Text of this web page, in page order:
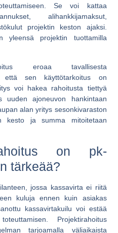
Se voi kattaa
alihankkijamaksut,
projektin keston ajaksi.
yleensä projektin tuottamilla
eroaa tavallisesta
että sen käyttötarkoitus on
voi hakea rahoitusta tiettyä
uuden ajoneuvon hankintaan
alan yritys sesonkivaraston
kesto ja summa mitoitetaan
on pk-
tärkeää?
jossa kassavirta ei riitä
kuluja ennen kuin asiakas
kassavirtakuilu voi estää
Projektirahoitus
tarjoamalla väliaikaista